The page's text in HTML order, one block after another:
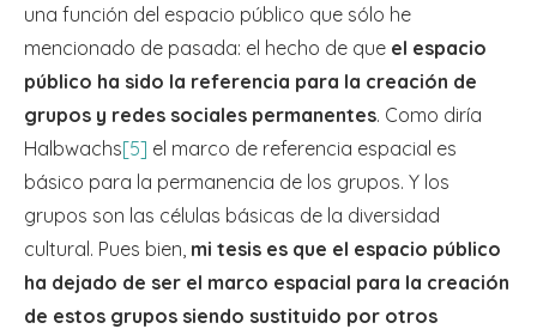
una función del espacio público que sólo he
mencionado de pasada: el hecho de que el espacio
público ha sido la referencia para la creación de
grupos y redes sociales permanentes. Como diría
Halbwachs[5] el marco de referencia espacial es
básico para la permanencia de los grupos. Y los
grupos son las células básicas de la diversidad
cultural. Pues bien, mi tesis es que el espacio público
ha dejado de ser el marco espacial para la creación
de estos grupos siendo sustituido por otros